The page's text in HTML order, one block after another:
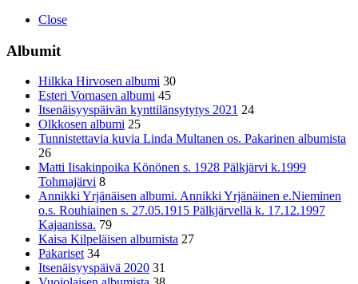
Close
Albumit
Hilkka Hirvosen albumi 30
Esteri Vornasen albumi 45
Itsenäisyyspäivän kynttilänsytytys 2021 24
Olkkosen albumi 25
Tunnistettavia kuvia Linda Multanen os. Pakarinen albumista
26
Matti Iisakinpoika Könönen s. 1928 Pälkjärvi k.1999
Tohmajärvi 8
Annikki Yrjänäisen albumi. Annikki Yrjänäinen e.Nieminen
o.s. Rouhiainen s. 27.05.1915 Pälkjärvellä k. 17.12.1997
Kajaanissa. 79
Kaisa Kilpeläisen albumista 27
Pakariset 34
Itsenäisyyspäivä 2020 31